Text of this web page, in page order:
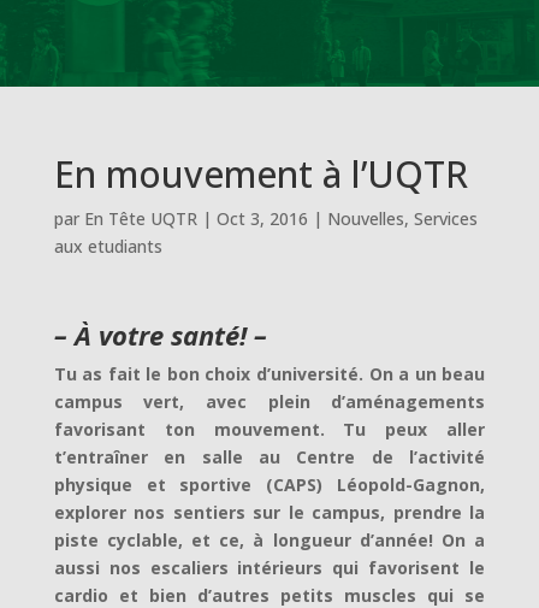
En mouvement à l’UQTR
par En Tête UQTR| Oct 3, 2016 | Nouvelles, Services
aux etudiants
– À votre santé! –
Tu as fait le bon choix d’université. On a un beau
campus vert, avec plein d’aménagements
favorisant ton mouvement. Tu peux aller
t’entraîner en salle au Centre de l’activité
physique et sportive (CAPS) Léopold-Gagnon,
explorer nos sentiers sur le campus, prendre la
piste cyclable, et ce, à longueur d’année! On a
aussi nos escaliers intérieurs qui favorisent le
cardio et bien d’autres petits muscles qui se